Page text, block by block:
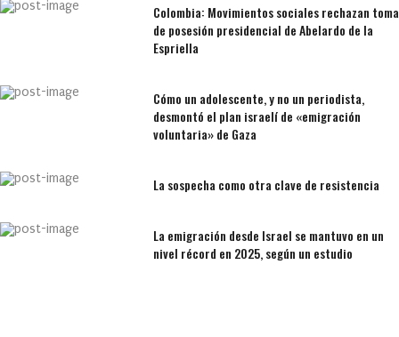
Colombia: Movimientos sociales rechazan toma
de posesión presidencial de Abelardo de la
Espriella
Cómo un adolescente, y no un periodista,
desmontó el plan israelí de «emigración
voluntaria» de Gaza
La sospecha como otra clave de resistencia
La emigración desde Israel se mantuvo en un
nivel récord en 2025, según un estudio